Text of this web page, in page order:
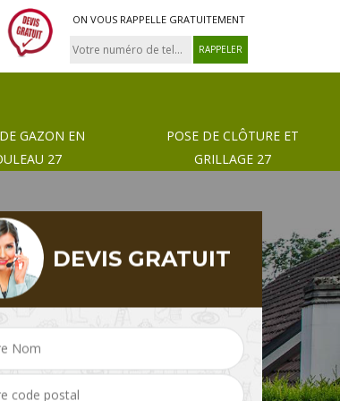
ON VOUS RAPPELLE GRATUITEMENT
GAZON EN
27
POSE DE CLÔTURE ET
GRILLAGE 27
Paysagiste 27 Pose de gazon en
rouleau 27
DEVIS GRATUIT